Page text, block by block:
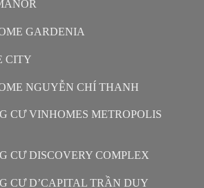
GARDENIA
CITY
NGUYỄN CHÍ THANH
CƯ VINHOMES METROPOLIS
CƯ DISCOVERY COMPLEX
CƯ D’CAPITAL TRẦN DUY